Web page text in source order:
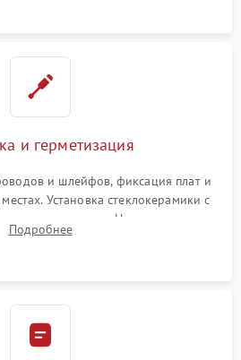
и герметизация
и шлейфов, фиксация плат и
Установка стеклокерамики с
зазоров. Нанесение
или укладка уплотнительной
Подробнее